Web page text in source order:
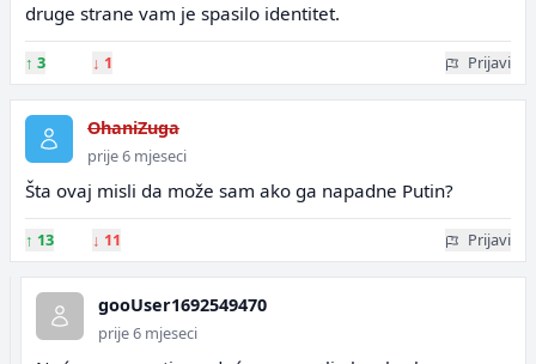
druge strane vam je spasilo identitet.
↑ 3 ↓ 1 Prijavi
OhaniZuga
prije 6 mjeseci
Šta ovaj misli da može sam ako ga napadne Putin?
↑ 13 ↓ 11 Prijavi
gooUser1692549470
prije 6 mjeseci